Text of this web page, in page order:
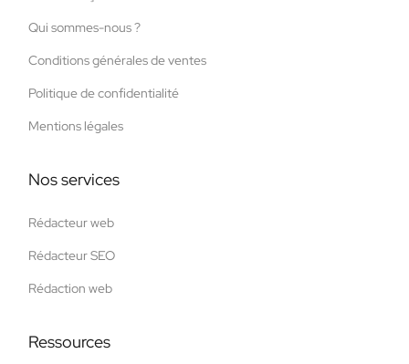
Qui sommes-nous ?
Conditions générales de ventes
Politique de confidentialité
Mentions légales
Nos services
Rédacteur web
Rédacteur SEO
Rédaction web
Ressources